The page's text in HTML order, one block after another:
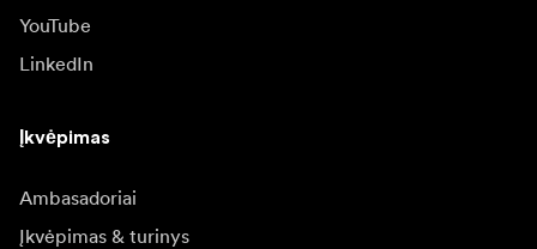
YouTube
LinkedIn
Įkvėpimas
Ambasadoriai
Įkvėpimas & turinys